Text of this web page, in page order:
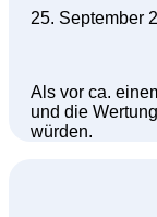
25. September
Als vor ca.
und die
würden.